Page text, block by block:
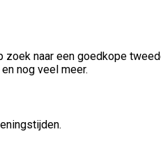
naar een goedkope
nog veel meer.